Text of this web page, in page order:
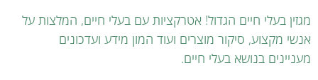
מגזין בעלי חיים הגדול! אטרקציות עם בעלי חיים, המלצות על
אנשי מקצוע, סיקור מוצרים ועוד המון מידע ועדכונים
מעניינים בנושא בעלי חיים.